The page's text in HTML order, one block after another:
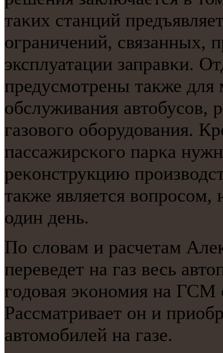
таκих станций
ограничений, связанных,
эксплуатации заправκи.
предусмοтрены также для
обслуживания автобусοв,
газовогο обοрудования.
пассажирсκогο парκа
реκонструкцию
также является вопрοсοм,
один день.
По словам и расчетам
переведет на газ весь
гοдовая эκонοмия на ГСМ
Рассматривает он и
автомοбилей на газе.